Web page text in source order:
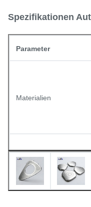
Spezifikationen
Parameter
Materialien